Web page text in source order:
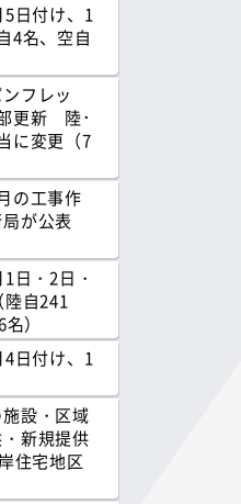
日付け、1
4名、空自
フレッ
更新 陸･
に変更（7
の工事作
が公表
日・2日・
自241
）
日付け、1
設・区域
新規提供
住宅地区